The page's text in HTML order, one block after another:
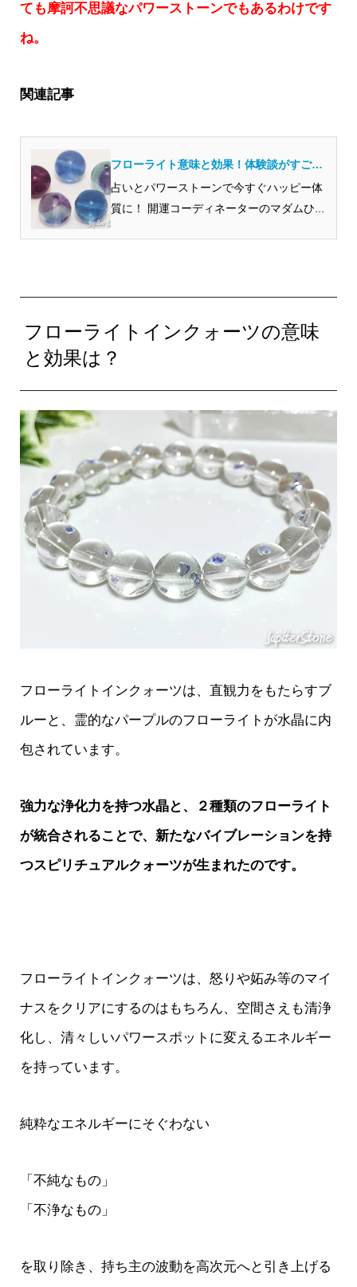
ても摩訶不思議なパワーストーンでもあるわけです
ね。
関連記事
フローライト意味と効果！体験談がすご
い？浄化やお手入れは？
占いとパワーストーンで今すぐハッピー体
質に！ 開運コーディネーターのマダムひ...
フローライトインクォーツの意味
と効果は？
フローライトインクォーツは、直観力をもたらすブ
ルーと、霊的なパープルのフローライトが水晶に内
包されています。
強力な浄化力を持つ水晶と、２種類のフローライト
が統合されることで、新たなバイブレーションを持
つスピリチュアルクォーツが生まれたのです。
フローライトインクォーツは、怒りや妬み等のマイ
ナスをクリアにするのはもちろん、空間さえも清浄
化し、清々しいパワースポットに変えるエネルギー
を持っています。
純粋なエネルギーにそぐわない
「不純なもの」
「不浄なもの」
を取り除き、持ち主の波動を高次元へと引き上げる